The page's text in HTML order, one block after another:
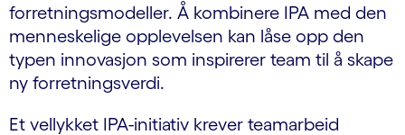
forretningsmodeller. Å kombinere IPA med den
menneskelige opplevelsen kan låse opp den
typen innovasjon som inspirerer team til å skape
ny forretningsverdi.
Et vellykket IPA-initiativ krever teamarbeid